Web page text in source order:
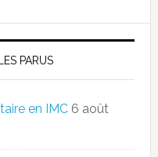
PARUS
en IMC 6 août